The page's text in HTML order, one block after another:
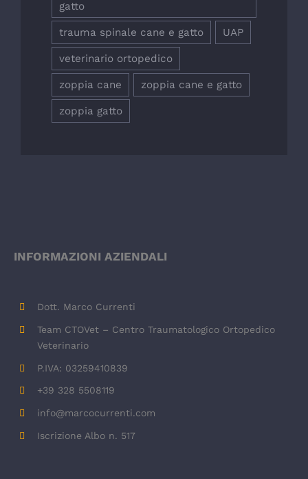
gatto
trauma spinale cane e gatto UAP
veterinario ortopedico
zoppia cane zoppia cane e gatto
zoppia gatto
INFORMAZIONI AZIENDALI
Dott. Marco Currenti
Team CTOVet – Centro Traumatologico Ortopedico
Veterinario
P.IVA: 03259410839
+39 328 5508119
info@marcocurrenti.com
Iscrizione Albo n. 517